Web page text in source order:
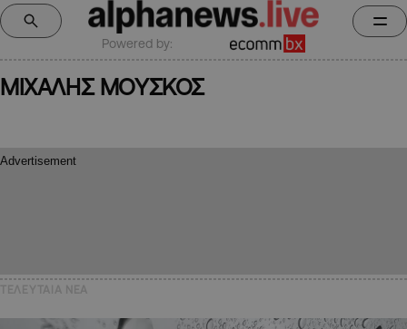
Powered by:
ΜΙΧΑΛΗΣ ΜΟΥΣΚΟΣ